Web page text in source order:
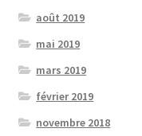
août 2019
mai 2019
mars 2019
février 2019
novembre 2018